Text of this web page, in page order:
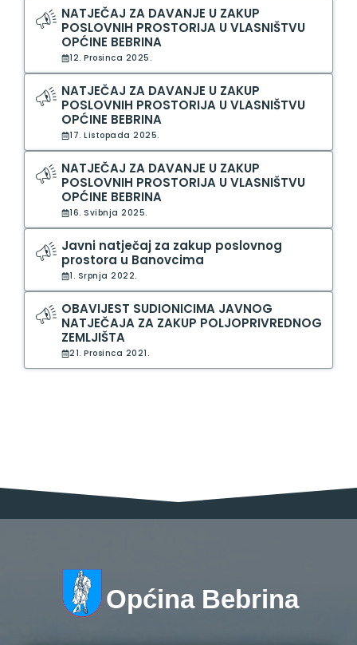
NATJEČAJ ZA DAVANJE U ZAKUP
POSLOVNIH PROSTORIJA U VLASNIŠTVU
OPĆINE BEBRINA
12. Prosinca 2025.
NATJEČAJ ZA DAVANJE U ZAKUP
POSLOVNIH PROSTORIJA U VLASNIŠTVU
OPĆINE BEBRINA
17. Listopada 2025.
NATJEČAJ ZA DAVANJE U ZAKUP
POSLOVNIH PROSTORIJA U VLASNIŠTVU
OPĆINE BEBRINA
16. Svibnja 2025.
Javni natječaj za zakup poslovnog
prostora u Banovcima
1. Srpnja 2022.
OBAVIJEST SUDIONICIMA JAVNOG
NATJEČAJA ZA ZAKUP POLJOPRIVREDNOG
ZEMLJIŠTA
21. Prosinca 2021.
Općina Bebrina